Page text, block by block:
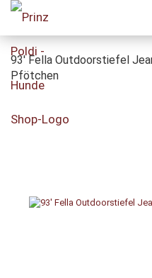
93' Fella Outdoorstiefel
Pfötchen